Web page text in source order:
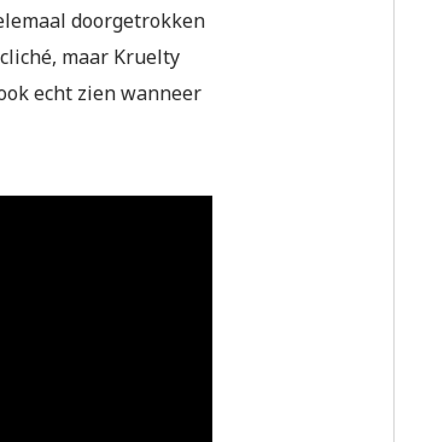
doorgetrokken
maar Kruelty
echt zien wanneer